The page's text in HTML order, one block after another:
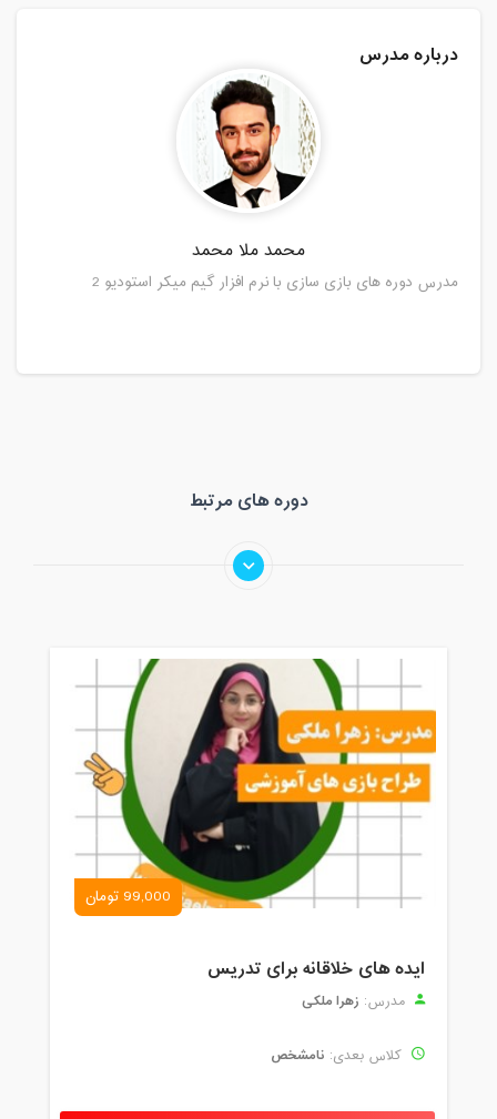
درباره مدرس
محمد ملا محمد
مدرس دوره های بازی سازی با نرم افزار گیم میکر استودیو 2
دوره های مرتبط
99,000 تومان
ایده های خلاقانه برای تدریس
مدرس: زهرا ملکی
کلاس بعدی: نامشخص